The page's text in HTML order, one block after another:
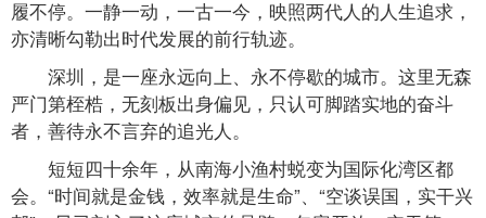
履不停。一静一动，一古一今，映照两代人的人生追求，
亦清晰勾勒出时代发展的前行轨迹。
深圳，是一座永远向上、永不停歇的城市。这里无森
严门第桎梏，无刻板出身偏见，只认可脚踏实地的奋斗
者，善待永不言弃的追光人。
短短四十余年，从南海小渔村蜕变为国际化湾区都
会。“时间就是金钱，效率就是生命”、“空谈误国，实干兴